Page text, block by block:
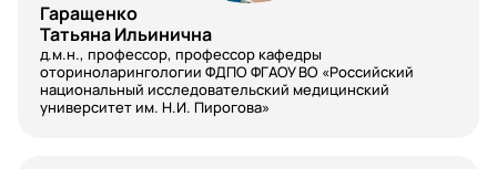
Гаращенко
Татьяна Ильинична
д.м.н., профессор, профессор кафедры
оториноларингологии ФДПО ФГАОУ ВО «Российский
национальный исследовательский медицинский
университет им. Н.И. Пирогова»